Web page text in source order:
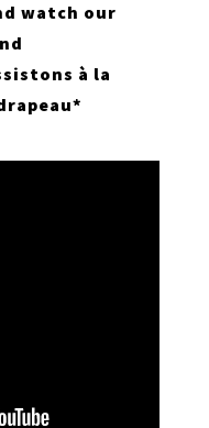
watch our
à la